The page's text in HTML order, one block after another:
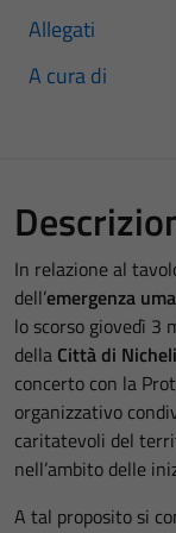
Allegati
A cura di
In relazione al
dell’emergenza
lo scorso giovedì 3
della Città di
concerto con la
organizzativo
caritatevoli del
nell’ambito delle
A tal proposito si